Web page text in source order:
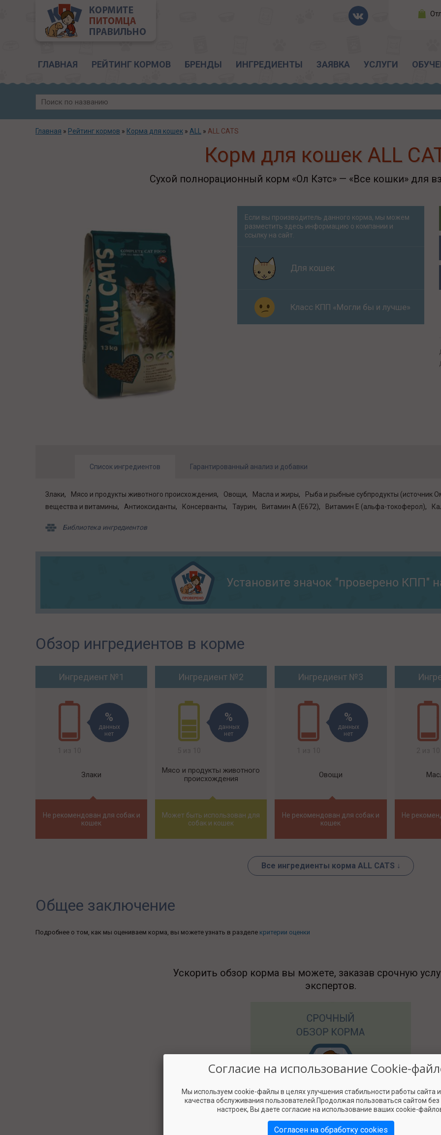
ГЛАВНАЯ РЕЙТИНГ КОРМОВ БРЕНДЫ ИНГРЕДИЕНТЫ ЗАЯВКА УСЛУГИ
Главная » Рейтинг кормов » Корма для кошек » ALL » ALL CATS
Корм для кошек ALL
Сухой полнорационный корм «Ол Кэтс» — «Все кошки» для
Если вы производитель данного корма, мы можем
разместить здесь информацию о компании и
ссылку на сайт.
Для кошек
Класс КПП «Могли бы и лучше»
Список ингредиентов Гарантированный анализ и добавки
Злаки Мясо и продукты животного происхождения Овощи Масла и жиры
Рыба и рыбные субпродукты (источник
вещества и витамины
Антиоксиданты Консерванты Таурин Витамин A (E672) Витамин E (альфа-токоферол)
Библиотека ингредиентов
Установите значок "проверено КПП"
Обзор ингредиентов в корме
Ингредиент №1
данных
нет
Злаки
Не рекомендован для собак и
кошек
Ингредиент №2
данных
нет
Мясо и продукты животного
происхождения
Может быть использован для
собак и кошек
Ингредиент №3
данных
нет
Овощи
Не рекомендован для собак и
кошек
Не
Все ингредиенты корма ALL CATS ↓
Общее заключение
Подробнее о том, как мы оцениваем корма, вы можете узнать в разделе критерии оценки
Ускорить обзор корма вы можете, заказав срочную
экспертов.
Согласие на использование Cookie-
Мы используем cookie-файлы в целях улучшения стабильности работы сайта
качества обслуживания пользователей.Продолжая пользоваться сайтом
настроек, Вы даете согласие на использование ваших cookie-
Согласен на обработку cookies